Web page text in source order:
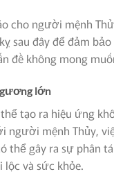
cho người mệnh
sau đây để đảm
đề không mong
lớn
tạo ra hiệu ứng
người mệnh Thủy,
thể gây ra sự phân
và sức khỏe.